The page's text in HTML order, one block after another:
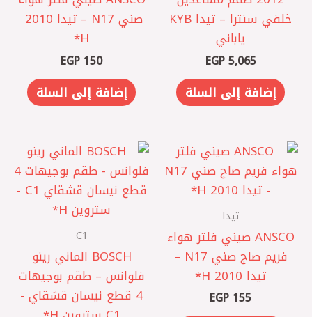
خلفي سنترا – تيدا KYB
ياباني
EGP5,065
إضافة إلى السلة
EGP 150
إضافة إلى السلة
تيدا
‏ANSCO صيني فلتر هواء
فريم صاج صني N17 –
تيدا 2010 ‏H*
EGP 155
C1
BOSCH الماني رينو
فلوانس – ‎طقم بوجيهات
4 قطع نيسان قشقاي ‎-